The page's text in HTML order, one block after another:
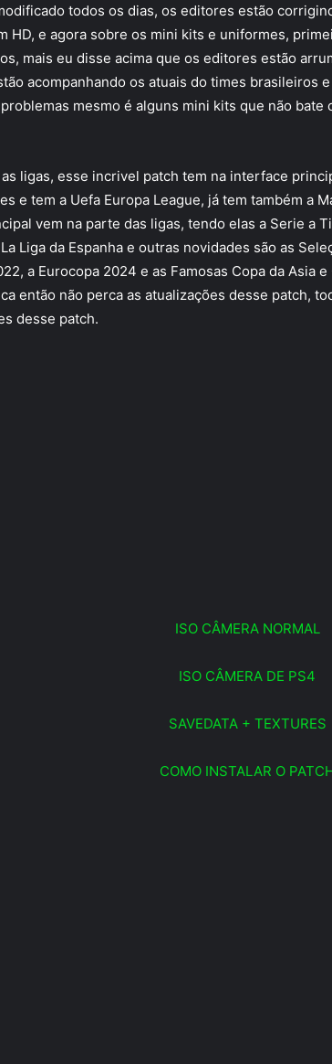
todos os dias, os editores estão
HD, e agora sobre os mini kits e uniformes,
mais eu disse acima que os editores estão
acompanhando os atuais do times brasileiros
mesmo é alguns mini kits que não bate
ligas, esse incrivel patch tem na interface
e tem a Uefa Europa League, já tem também a
vem na parte das ligas, tendo elas a Serie a
Liga da Espanha e outras novidades são as
a Eurocopa 2024 e as Famosas Copa da Asia
então não perca as atualizações desse patch,
desse patch.
ISO CÂMERA NORMAL
ISO CÂMERA DE PS4
SAVEDATA + TEXTURES
COMO INSTALAR O